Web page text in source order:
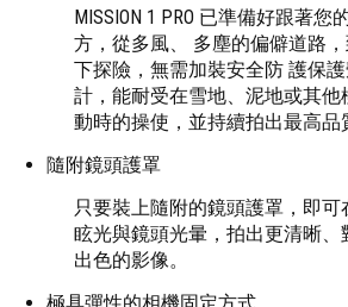
MISSION 1 PRO 已準備好跟著
方，從多風、 多塵的偏僻道路
下探險，無需加裝安全防 護保
計，能耐受在雪地、泥地或其他
動時的操使，並持續拍出最高品
隨附鏡頭護罩
只要裝上隨附的鏡頭護罩，即
眩光與鏡頭光暈，拍出更清晰、
出色的影像。